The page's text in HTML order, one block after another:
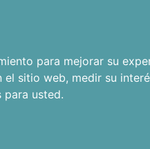
para mejorar su
el sitio web, medir su
para usted.